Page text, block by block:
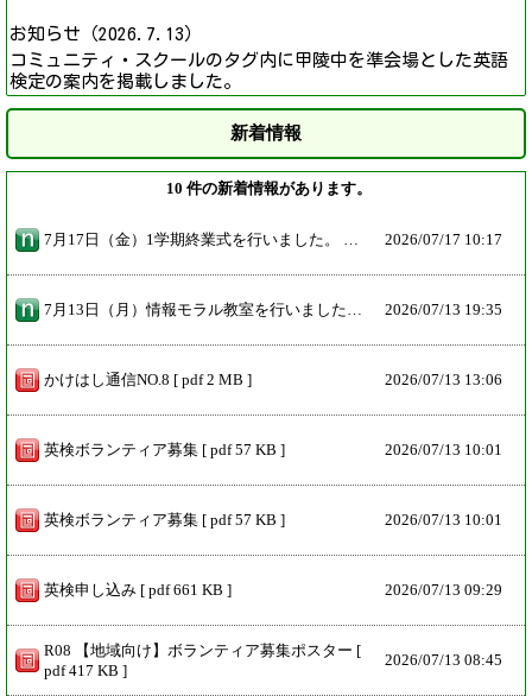
お知らせ（2026.7.13）
コミュニティ・スクールのタグ内に甲陵中を準会場とした英語
検定の案内を掲載しました。
新着情報
10 件の新着情報があります。
2026/07/17 10:17
2026/07/13 19:35
かけはし通信NO.8 [ pdf 2 MB ] 2026/07/13 13:06
英検ボランティア募集 [ pdf 57 KB ] 2026/07/13 10:01
英検ボランティア募集 [ pdf 57 KB ] 2026/07/13 10:01
英検申し込み [ pdf 661 KB ] 2026/07/13 09:29
R08 【地域向け】ボランティア募集ポスター [
pdf 417 KB ]
2026/07/13 08:45